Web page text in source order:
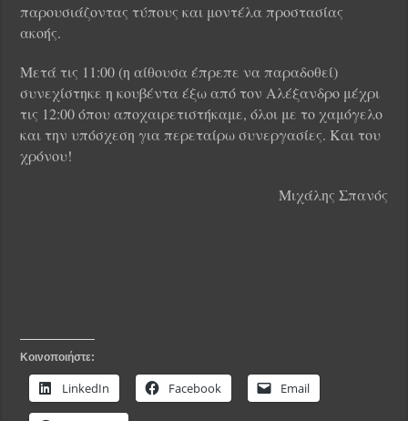
παρουσιάζοντας τύπους και μοντέλα προστασίας
ακοής.
Μετά τις 11:00 (η αίθουσα έπρεπε να παραδοθεί)
συνεχίστηκε η κουβέντα έξω από τον Αλέξανδρο μέχρι
τις 12:00 όπου αποχαιρετιστήκαμε, όλοι με το χαμόγελο
και την υπόσχεση για περεταίρω συνεργασίες. Και του
χρόνου!
Μιχάλης Σπανός
Κοινοποιήστε:
LinkedIn Facebook Email